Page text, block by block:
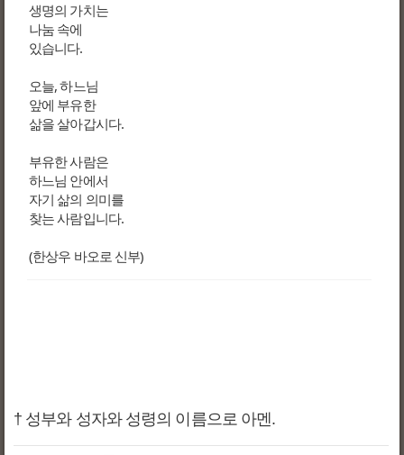
생명의 가치는
나눔 속에
있습니다.
오늘, 하느님
앞에 부유한
삶을 살아갑시다.
부유한 사람은
하느님 안에서
자기 삶의 의미를
찾는 사람입니다.
(한상우 바오로 신부)
† 성부와 성자와 성령의 이름으로 아멘.